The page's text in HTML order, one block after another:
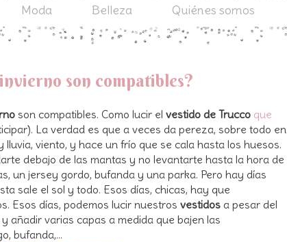
Moda Belleza Quiénes somos
son compatibles?
son compatibles. Como lucir el vestido de Trucco que
La verdad es que a veces da pereza, sobre todo en
viento, y hace un frío que se cala hasta los huesos.
debajo de las mantas y no levantarte hasta la hora de
un jersey gordo, bufanda y una parka. Pero hay días
sale el sol y todo. Esos días, chicas, hay que
Esos días, podemos lucir nuestros vestidos a pesar del
añadir varias capas a medida que bajen las
bufanda,...